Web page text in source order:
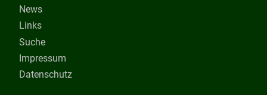
News
Links
Suche
Impressum
Datenschutz